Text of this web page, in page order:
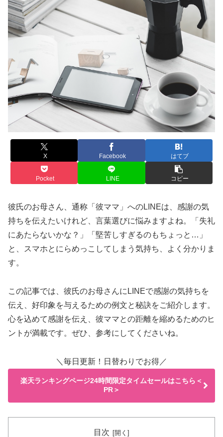
X Facebook はてブ
Pocket LINE コピー
彼氏のお母さん、通称「彼ママ」へのLINEは、感謝の気
持ちを伝えたいけれど、言葉選びに悩みますよね。「失礼
にあたらないかな？」「堅苦しすぎるのもちょっと…」
と、スマホとにらめっこしてしまう気持ち、よく分かりま
す。
この記事では、彼氏のお母さんにLINEで感謝の気持ちを
伝え、好印象を与えるための例文と秘訣をご紹介します。
心を込めて感謝を伝え、彼ママとの距離を縮めるためのヒ
ントが満載です。ぜひ、参考にしてくださいね。
＼毎日更新！日替わりでお得／
楽天ランキングページ24時間限定タイムセールはこちら＜
PR＞
目次